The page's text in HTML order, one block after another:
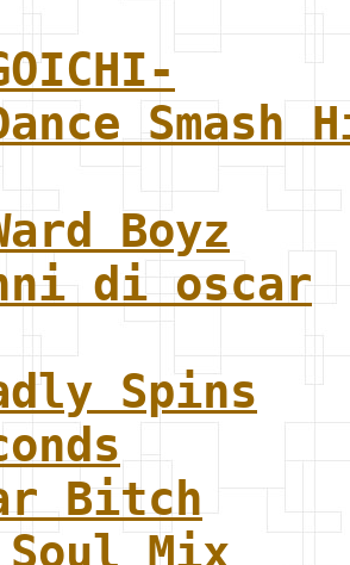
Smash
Boyz
di oscar
Spins
Bitch
Mix